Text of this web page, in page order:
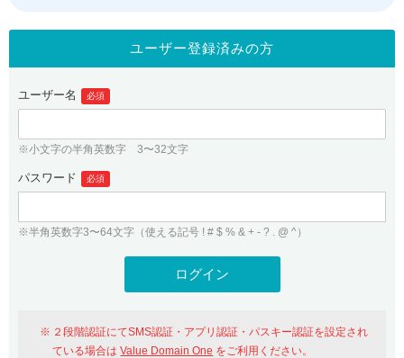
.jpドメインオークション
gTLDオークション NEW!
.jpドメインバックオーダー
プレミアムドメイン
人気ドメインの種類
WHOIS検索
紹介制度
バリュードメインAPI
ドメイン・ホスティングOEM
ログイン
従来のバリュードメインをご利用希望の方
Value Domainにログイン
おすすめ One レンタルサーバーを含む最新の機能を使う方
ユーザー登録
ユーザー登録済みの方
ユーザー名 必須
※小文字の半角英数字 3〜32文字
パスワード 必須
※半角英数字3〜64文字（使える記号 ! # $ % & + - ? . @ ^）
２段階認証にてSMS認証・アプリ認証・パスキー認証を設定され
ている場合はValue Domain One をご利用ください。